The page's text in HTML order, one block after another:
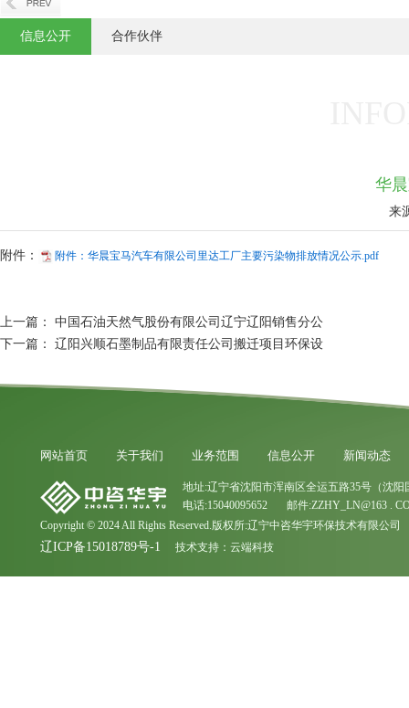
信息公开 合作伙伴
华
来
附件： 附件：华晨宝马汽车有限公司里达工厂主要污染物排放情况公示.pdf
上一篇： 中国石油天然气股份有限公司辽宁辽阳销售分公
下一篇： 辽阳兴顺石墨制品有限责任公司搬迁项目环保设
网站首页 关于我们 业务范围 信息公开 新闻动态
地址:辽宁省沈阳市浑南区全运五路35号（沈阳
电话:15040095652 邮件:ZZHY_LN@163 .
Copyright © 2024 All Rights Reserved.版权所:辽宁中咨华宇环保技术有限公司
辽ICP备15018789号-1 技术支持： 云端科技